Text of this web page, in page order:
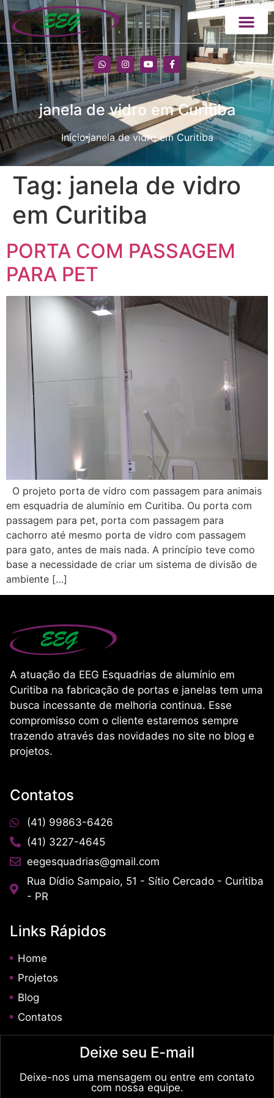
janela de vidro em Curitiba
Início janela de vidro em Curitiba
Tag: janela de vidro
em Curitiba
PORTA COM PASSAGEM
PARA PET
O projeto porta de vidro com passagem para animais
em esquadria de alumínio em Curitiba. Ou porta com
passagem para pet, porta com passagem para
cachorro até mesmo porta de vidro com passagem
para gato, antes de mais nada. A princípio teve como
base a necessidade de criar um sistema de divisão de
ambiente […]
A atuação da EEG Esquadrias de alumínio em
Curitiba na fabricação de portas e janelas tem uma
busca incessante de melhoria continua. Esse
compromisso com o cliente estaremos sempre
trazendo através das novidades no site no blog e
projetos.
Contatos
(41) 99863-6426
(41) 3227-4645
eegesquadrias@gmail.com
Rua Dídio Sampaio, 51 - Sítio Cercado - Curitiba
- PR
Links Rápidos
Home
Projetos
Blog
Contatos
Deixe seu E-mail
Deixe-nos uma mensagem ou entre em contato
com nossa equipe.